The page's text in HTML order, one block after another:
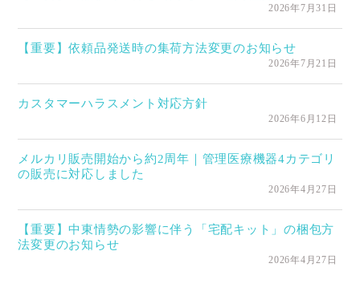
2026年7月31日
【重要】依頼品発送時の集荷方法変更のお知らせ
2026年7月21日
カスタマーハラスメント対応方針
2026年6月12日
メルカリ販売開始から約2周年｜管理医療機器4カテゴリ
の販売に対応しました
2026年4月27日
【重要】中東情勢の影響に伴う「宅配キット」の梱包方
法変更のお知らせ
2026年4月27日